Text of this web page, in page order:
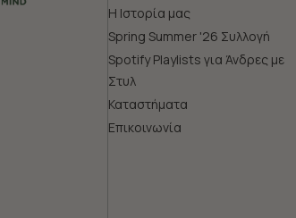
Η Ιστορία μας
Spring Summer '26 Συλλογή
Spotify Playlists για Άνδρες με
Στυλ
Καταστήματα
Επικοινωνία